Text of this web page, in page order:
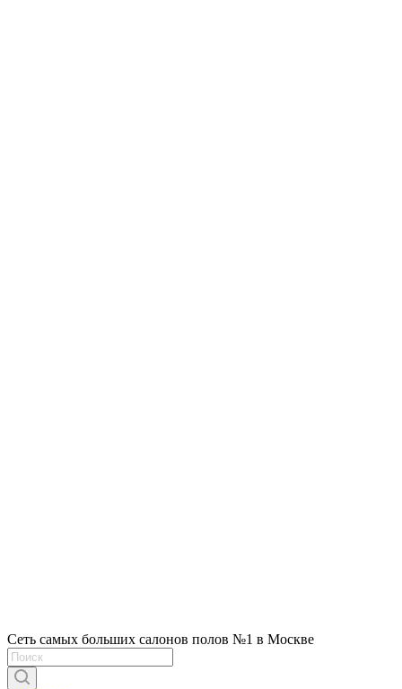
Сеть самых больших салонов полов №1 в Москве